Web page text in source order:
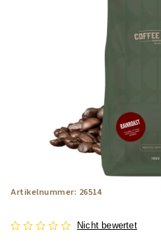
Artikelnummer: 26514
Nicht bewertet